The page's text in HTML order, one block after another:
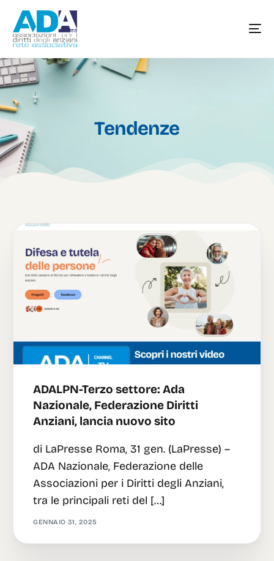
Tendenze
ADALPN-Terzo settore: Ada
Nazionale, Federazione Diritti
Anziani, lancia nuovo sito
di LaPresse Roma, 31 gen. (LaPresse) –
ADA Nazionale, Federazione delle
Associazioni per i Diritti degli Anziani,
tra le principali reti del […]
GENNAIO 31, 2025
Italian